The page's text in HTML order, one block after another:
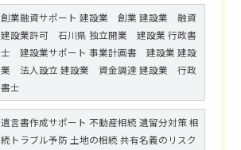
創業融資サポート 建設業 創業 建設業 融資
建設業許可 石川県 独立開業 建設業 行政書
士 建設業サポート 事業計画書 建設業 建設
業 法人設立 建設業 資金調達 建設業 行政
書士
遺言書作成サポート 不動産相続 遺留分対策 相
続トラブル予防 土地の相続 共有名義のリスク